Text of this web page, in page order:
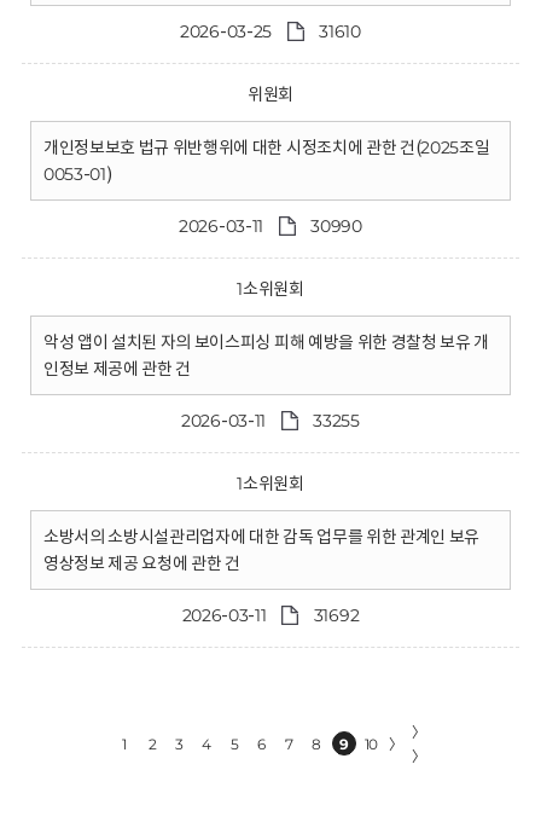
2026-03-25 31610
위원회
개인정보보호 법규 위반행위에 대한 시정조치에 관한 건(2025조일
0053-01)
2026-03-11 30990
1소위원회
악성 앱이 설치된 자의 보이스피싱 피해 예방을 위한 경찰청 보유 개
인정보 제공에 관한 건
2026-03-11 33255
1소위원회
소방서의 소방시설관리업자에 대한 감독 업무를 위한 관계인 보유
영상정보 제공 요청에 관한 건
2026-03-11 31692
1 2 3 4 5 6 7 8 9 10 〉
〉
〉